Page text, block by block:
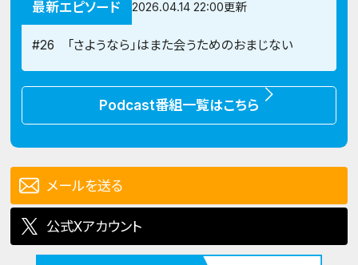
最新エピソード 2026.04.14 22:00更新
#26 「さようなら」はまた会うためのおまじない
Podcast番組一覧はこちら
メールを送る
公式Xアカウント